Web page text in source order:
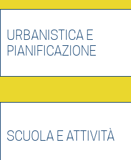
URBANISTICA E
PIANIFICAZIONE
SCUOLA E ATTIVITÀ